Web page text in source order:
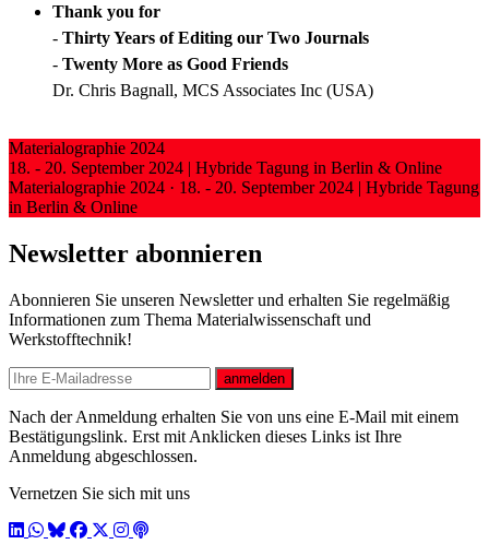
Thank you for
- Thirty Years of Editing our Two Journals
- Twenty More as Good Friends
Dr. Chris Bagnall, MCS Associates Inc (USA)
Materialographie 2024
18. - 20. September 2024 | Hybride Tagung in Berlin & Online
Materialographie 2024 · 18. - 20. September 2024 | Hybride Tagung
in Berlin & Online
Newsletter abonnieren
Abonnieren Sie unseren Newsletter und erhalten Sie regelmäßig
Informationen zum Thema Materialwissenschaft und
Werkstofftechnik!
E-mail
anmelden
Nach der Anmeldung erhalten Sie von uns eine E-Mail mit einem
Bestätigungslink. Erst mit Anklicken dieses Links ist Ihre
Anmeldung abgeschlossen.
Vernetzen Sie sich mit uns
LinkedIn
WhatsApp
BlueSky
Facebook
X / Twitter
Instagram
Podcast